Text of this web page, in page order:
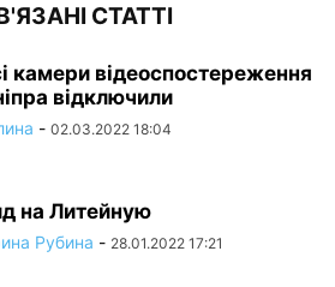
СТАТТІ
камери відеоспостереження
відключили
- 02.03.2022 18:04
на Литейную
Рубина - 28.01.2022 17:21